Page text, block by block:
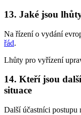
13. Jaké jsou
Na řízení o vydání
řád.
Lhůty pro vyřízení
14. Kteří jsou
situace
Další účastníci postupu